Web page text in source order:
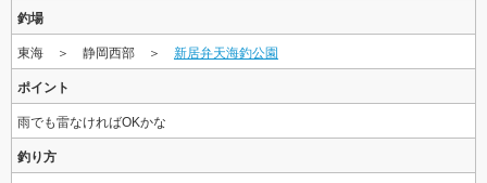
釣場
東海 ＞ 静岡西部 ＞ 新居弁天海釣公園
ポイント
雨でも雷なければOKかな
釣り方